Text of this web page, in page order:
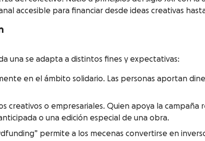
accesible para financiar desde ideas creativas
una se adapta a distintos fines y expectativas:
en el ámbito solidario. Las personas aportan
creativos o empresariales. Quien apoya la
o una edición especial de una obra.
permite a los mecenas convertirse en